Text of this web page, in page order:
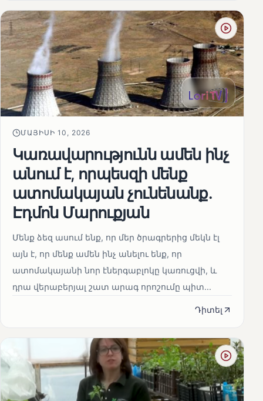
ՄԱՅԻՍԻ 10, 2026
Կառավարությունն ամեն ինչ
անում է, որպեսզի մենք
ատոմակայան չունենանք․
Էդմոն Մարուքյան
Մենք ձեզ ասում ենք, որ մեր ծրագրերից մեկն էլ
այն է, որ մենք ամեն ինչ անելու ենք, որ
ատոմակայանի նոր էներգաբլոկը կառուցվի, և
դրա վերաբերյալ շատ արագ որոշումը պիտ...
Դիտել